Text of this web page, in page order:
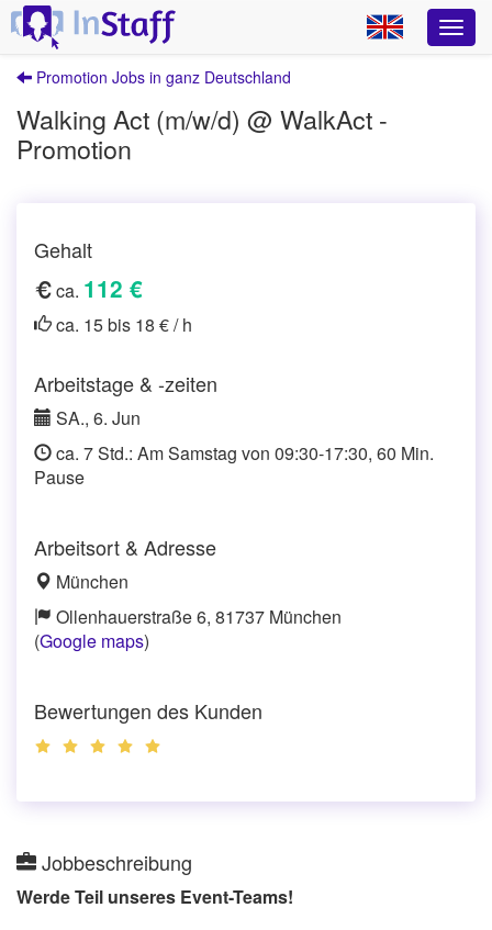
Promotion Jobs in ganz Deutschland
Walking Act (m/w/d) @ WalkAct -
Promotion
Gehalt
ca. 112 €
ca. 15 bis 18 € / h
Arbeitstage & -zeiten
SA., 6. Jun
ca. 7 Std.: Am Samstag von 09:30-17:30, 60 Min.
Pause
Arbeitsort & Adresse
München
Ollenhauerstraße 6, 81737 München
(Google maps)
Bewertungen des Kunden
Jobbeschreibung
Werde Teil unseres Event-Teams!